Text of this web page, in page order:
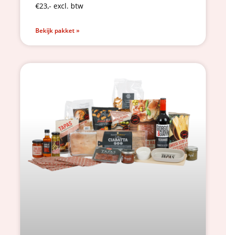
€23,- excl. btw
Bekijk pakket »